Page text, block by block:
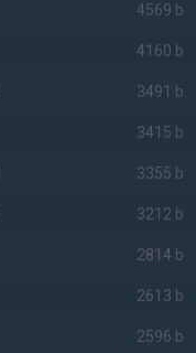
4569 b
4160 b
3491 b
3415 b
3355 b
3212 b
2814 b
2613 b
2596 b